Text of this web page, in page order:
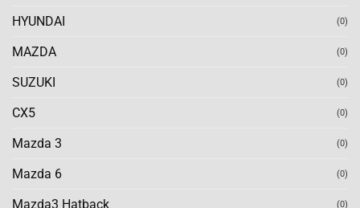
HYUNDAI (0)
MAZDA (0)
SUZUKI (0)
CX5 (0)
Mazda 3 (0)
Mazda 6 (0)
Mazda3 Hatback (0)